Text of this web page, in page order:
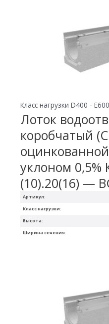
Артикул:
Ширина сечения:
Высота:
Класс нагрузки:
Класс нагрузки D400 - E600
Лоток
коробчатый
уклоном 0,5%
(10).20(16) —